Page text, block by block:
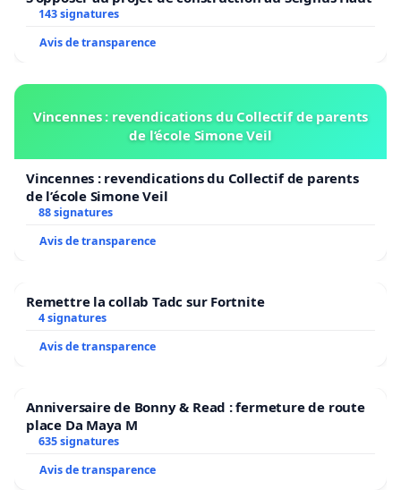
143 signatures
Avis de transparence
Vincennes : revendications du Collectif de parents
de l’école Simone Veil
Vincennes : revendications du Collectif de parents
de l’école Simone Veil
88 signatures
Avis de transparence
Remettre la collab Tadc sur Fortnite
4 signatures
Avis de transparence
Anniversaire de Bonny & Read : fermeture de route
place Da Maya M
635 signatures
Avis de transparence